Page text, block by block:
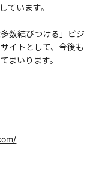
ています。
数結びつける」ビジ
イトとして、今後も
まいります。